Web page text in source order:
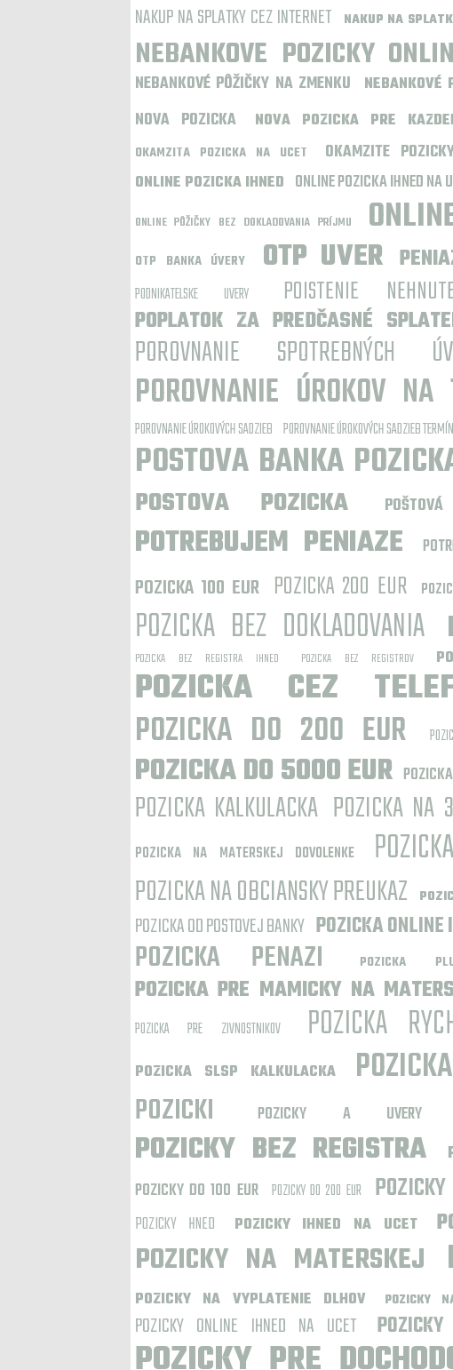
NAKUP NA SPLATKY CEZ INTERNET NAKUP NA
NEBANKOVE POZICKY
NEBANKOVÉ PÔŽIČKY NA ZMENKU NEBANKOVÉ
NOVA POZICKA
NOVA POZICKA PRE
OKAMZITA POZICKA NA UCET OKAMZITE
ONLINE POZICKA IHNED ONLINE POZICKA IHNED NA
ONLINE PÔŽIČKY BEZ DOKLADOVANIA PRÍJMU
OTP BANKA ÚVERY OTP UVER
PODNIKATELSKE UVERY
POISTENIE
POPLATOK ZA PREDČASNÉ
POROVNANIE SPOTREBNÝCH
POROVNANIE ÚROKOV
POROVNANIE ÚROKOVÝCH SADZIEB POROVNANIE ÚROKOVÝCH SADZIEB
POSTOVA BANKA
POSTOVA POZICKA
POTREBUJEM PENIAZE
POZICKA 100 EUR POZICKA 200 EUR
POZICKA BEZ DOKLADOVANIA
POZICKA BEZ REGISTRA IHNED POZICKA BEZ REGISTROV
POZICKA CEZ
POZICKA DO 200 EUR
POZICKA DO 5000 EUR
POZICKA KALKULACKA POZICKA NA
POZICKA NA MATERSKEJ DOVOLENKE
POZICKA NA OBCIANSKY PREUKAZ
POZICKA OD POSTOVEJ BANKY POZICKA ONLINE
POZICKA PENAZI POZICKA
POZICKA PRE MAMICKY NA
POZICKA PRE ZIVNOSTNIKOV POZICKA
POZICKA SLSP KALKULACKA
POZICKI POZICKY A UVERY
POZICKY BEZ REGISTRA
POZICKY DO 100 EUR POZICKY DO 200 EUR
POZICKY HNED POZICKY IHNED NA UCET
POZICKY NA MATERSKEJ
POZICKY NA VYPLATENIE DLHOV POZICKY
POZICKY ONLINE IHNED NA UCET